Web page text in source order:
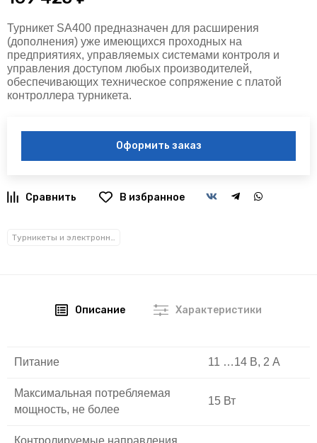
Турникет SA400 предназначен для расширения
(дополнения) уже имеющихся проходных на
предприятиях, управляемых системами контроля и
управления доступом любых производителей,
обеспечивающих техническое сопряжение с платой
контроллера турникета.
Оформить заказ
В избранное
Турникеты и электронные проходные
Описание Характеристики
Питание 11 …14 В, 2 А
Максимальная потребляемая
мощность, не более
15 Вт
Контролируемые направления